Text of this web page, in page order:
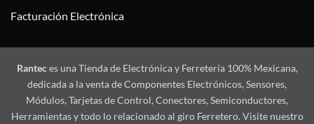
Facturación Electrónica
Ranteces una Tienda de Electrónica y Ferretería 100% Mexicana,
dedicada a la venta de Componentes Electrónicos, Sensores,
Módulos, Tarjetas de Control, Conectores, Semiconductores,
Herramientas y todo lo relacionado al giro Ferretero. Visite nuestro